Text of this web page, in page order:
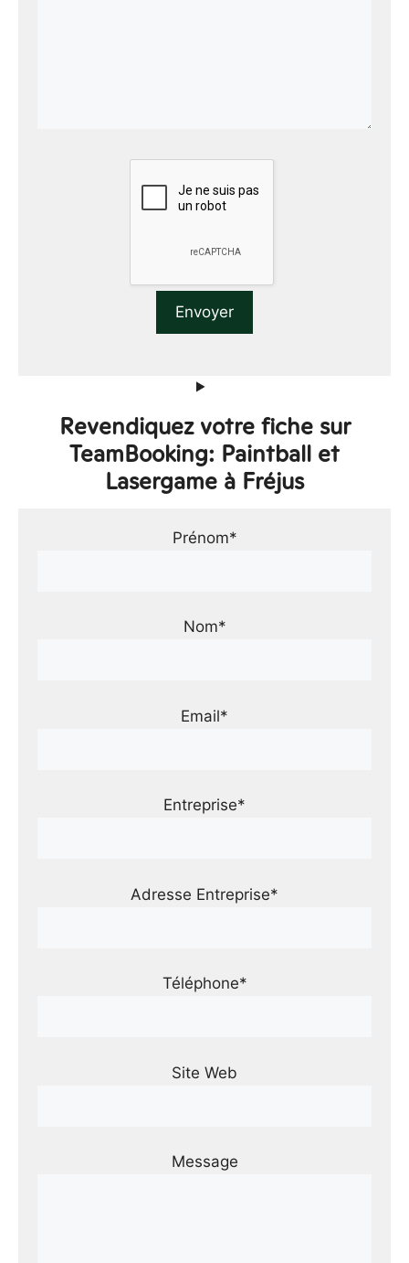
Revendiquez votre fiche sur
TeamBooking: Paintball et
Lasergame à Fréjus
Prénom*
Nom*
Email*
Entreprise*
Adresse Entreprise*
Téléphone*
Site Web
Message